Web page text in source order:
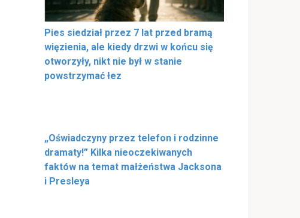
Pies siedział przez 7 lat przed bramą
więzienia, ale kiedy drzwi w końcu się
otworzyły, nikt nie był w stanie
powstrzymać łez
„Oświadczyny przez telefon i rodzinne
dramaty!” Kilka nieoczekiwanych
faktów na temat małżeństwa Jacksona
i Presleya